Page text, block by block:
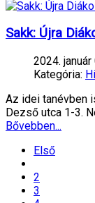
Sakk: Újra
2024.
Kategória:
Az idei tanévben
Dezső utca 1-3.
Bővebben...
Első
2
3